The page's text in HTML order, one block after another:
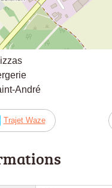
André
Trajet Waze